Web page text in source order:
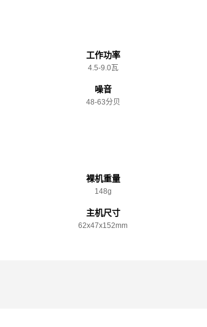
工作功率
4.5-9.0瓦
噪音
48-63分贝
裸机重量
148g
主机尺寸
62x️47x️152mm